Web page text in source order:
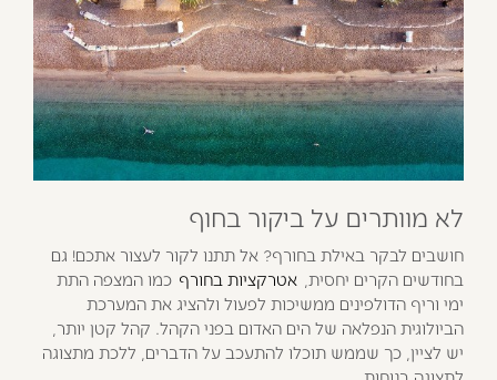
לא מוותרים על ביקור בחוף
חושבים לבקר באילת בחורף? אל תתנו לקור לעצור אתכם! גם
בחודשים הקרים יחסית, אטרקציות בחורף כמו המצפה התת
ימי וריף הדולפינים ממשיכות לפעול ולהציג את המערכת
הביולוגית הנפלאה של הים האדום בפני הקהל. קהל קטן יותר,
יש לציין, כך שממש תוכלו להתעכב על הדברים, ללכת מתצוגה